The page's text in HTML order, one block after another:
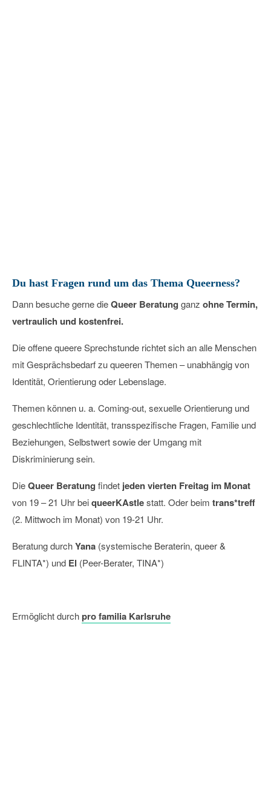
Du hast Fragen rund um das Thema Queerness?
Dann besuche gerne dieQueer Beratung ganz ohne Termin,
vertraulich und kostenfrei.
Die offene queere Sprechstunde richtet sich an alle Menschen
mit Gesprächsbedarf zu queeren Themen – unabhängig von
Identität, Orientierung oder Lebenslage.
Themen können u. a. Coming-out, sexuelle Orientierung und
geschlechtliche Identität, transspezifische Fragen, Familie und
Beziehungen, Selbstwert sowie der Umgang mit
Diskriminierung sein.
DieQueer Beratung findet jeden vierten Freitag im Monat
von 19 – 21 Uhr beiqueerKAstlestatt. Oder beim trans*treff
(2. Mittwoch im Monat) von 19-21 Uhr.
Beratung durchYana (systemische Beraterin, queer &
FLINTA*) und El (Peer-Berater, TINA*)
Ermöglicht durchpro familia Karlsruhe